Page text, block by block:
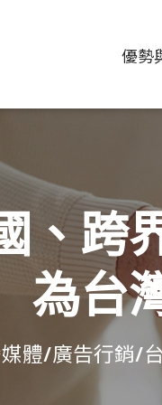
優勢
、跨
為台
體/廣告行銷/